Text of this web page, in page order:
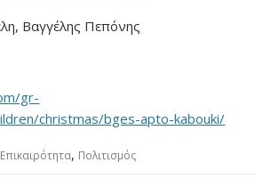
Βαγγέλης Πεπόνης
gr-
christmas/bges-apto-kabouki/
Επικαιρότητα, Πολιτισμός